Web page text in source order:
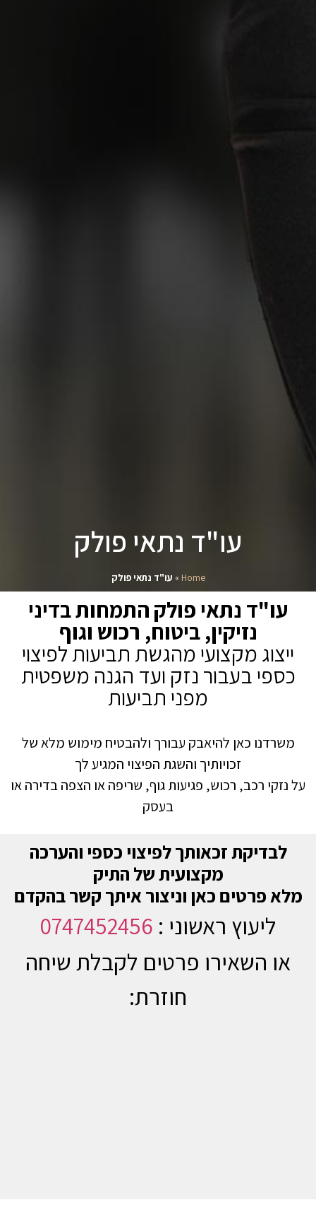
עו"ד נתאי פולק
Home
» עו"ד נתאי פולק
עו"ד נתאי פולק התמחות בדיני
נזיקין, ביטוח, רכוש וגוף
ייצוג מקצועי מהגשת תביעות לפיצוי
כספי בעבור נזק ועד הגנה משפטית
מפני תביעות
משרדנו כאן להיאבק עבורך ולהבטיח מימוש מלא של
זכויותיך והשגת הפיצוי המגיע לך
על נזקי רכב, רכוש, פגיעות גוף, שריפה או הצפה בדירה או
בעסק
לבדיקת זכאותך לפיצוי כספי והערכה
מקצועית של התיק
מלא פרטים כאן וניצור איתך קשר בהקדם
ליעוץ ראשוני : 0747452456
או השאירו פרטים לקבלת שיחה
חוזרת: